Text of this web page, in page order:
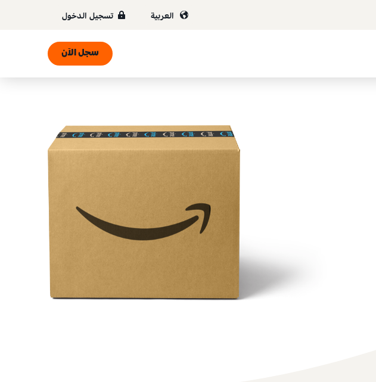
العربية تسجيل الدخول
سجل الآن